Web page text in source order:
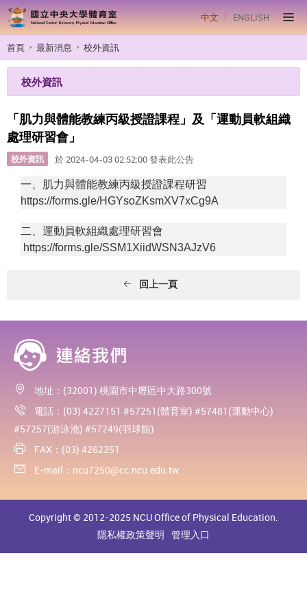
中文 ENGLISH
首頁 最新消息 校外資訊
校外資訊
「肌力與體能教練丙級授證課程」及「運動員軟組織
處理研習會」
校外資訊 於 2024-04-03 02:52:00 發表此公告
一、肌力與體能教練丙級授證課程研習
https://forms.gle/HGYsoZKsmXV7xCg9A
二、運動員軟組織處理研習會
https://forms.gle/SSM1XiidWSN3AJzV6
回上一頁
地址：(32001) 桃園市中壢區中大路300號
電話：(03) 4227151 #57251(體育室) #57481(運動中心)
#57257(游泳池) #57249(羽球館)
FAX：(03) 4262251
E-mail： ncu7250@cc.ncu.edu.tw
Copyright © 2012-2025 NCU Office of Physical Education.
隱私權政策聲明 管理入口